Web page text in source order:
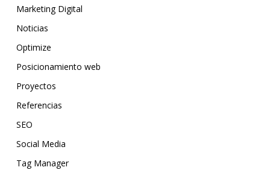
Marketing Digital
Noticias
Optimize
Posicionamiento web
Proyectos
Referencias
SEO
Social Media
Tag Manager